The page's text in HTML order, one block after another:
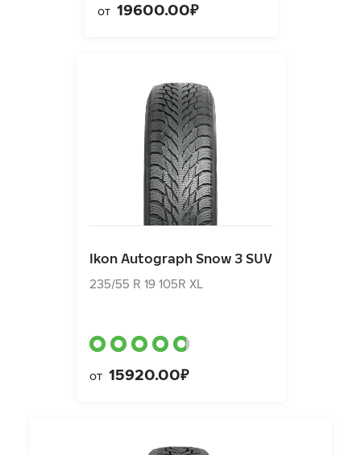
от 19600.00₽
Ikon Autograph Snow 3 SUV
235/55 R 19 105R XL
от 15920.00₽
Ikon Autograph Snow 3 SUV
235/55 R 19 105R XL
от15920.00₽